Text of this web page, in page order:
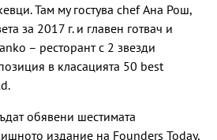
Там му гостува chef Ана Рош,
за 2017 г. и главен готвач и
– ресторант с 2 звезди
в класацията 50 best
обявени шестимата
издание на Founders Today,